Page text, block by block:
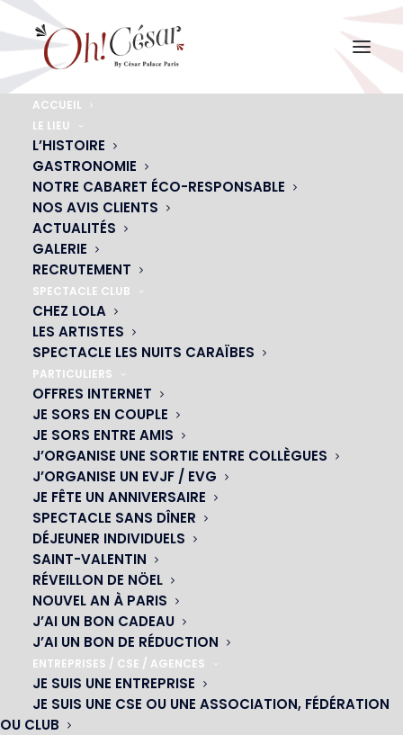
ACCUEIL
LE LIEU
L’HISTOIRE
GASTRONOMIE
NOTRE CABARET ÉCO-RESPONSABLE
NOS AVIS CLIENTS
ACTUALITÉS
GALERIE
RECRUTEMENT
SPECTACLE CLUB
CHEZ LOLA
LES ARTISTES
SPECTACLE LES NUITS CARAÏBES
PARTICULIERS
OFFRES INTERNET
JE SORS EN COUPLE
JE SORS ENTRE AMIS
J’ORGANISE UNE SORTIE ENTRE COLLÈGUES
J’ORGANISE UN EVJF / EVG
JE FÊTE UN ANNIVERSAIRE
SPECTACLE SANS DÎNER
DÉJEUNER INDIVIDUELS
SAINT-VALENTIN
RÉVEILLON DE NÖEL
NOUVEL AN À PARIS
J’AI UN BON CADEAU
J’AI UN BON DE RÉDUCTION
ENTREPRISES / CSE / AGENCES
JE SUIS UNE ENTREPRISE
JE SUIS UNE CSE OU UNE ASSOCIATION, FÉDÉRATION
OU CLUB
Accueil
OH! CÉSAR
|
23 avenue du Maine 75015 PARIS
01 45 44 46 20